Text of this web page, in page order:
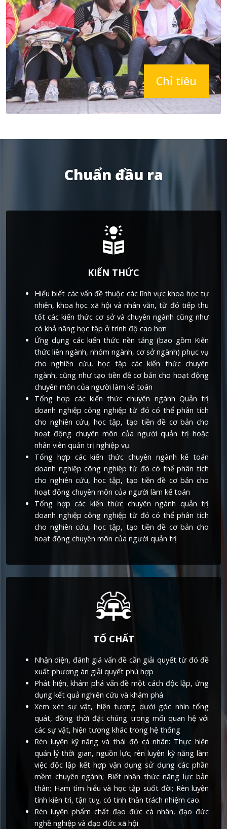
Chỉ tiêu
Chuẩn đầu ra
KIẾN THỨC
Hiểu biết các vấn đề thuộc các lĩnh vực khoa học tự
nhiên, khoa học xã hội và nhân văn, từ đó tiếp thu
tốt các kiến thức cơ sở và chuyên ngành cũng như
có khả năng học tập ở trình độ cao hơn
Ứng dụng các kiến thức nền tảng (bao gồm Kiến
thức liên ngành, nhóm ngành, cơ sở ngành) phục vụ
cho nghiên cứu, học tập các kiến thức chuyên
ngành, cũng như tạo tiền đề cơ bản cho hoạt động
chuyên môn của người làm kế toán
Tổng hợp các kiến thức chuyên ngành Quản trị
doanh nghiệp công nghiệp từ đó có thể phân tích
cho nghiên cứu, học tập, tạo tiền đề cơ bản cho
hoạt động chuyên môn của người quản trị hoặc
nhân viên quản trị nghiệp vụ.
Tổng hợp các kiến thức chuyên ngành kế toán
doanh nghiệp công nghiệp từ đó có thể phân tích
cho nghiên cứu, học tập, tạo tiền đề cơ bản cho
hoạt động chuyên môn của người làm kế toán
Tổng hợp các kiến thức chuyên ngành quản trị
doanh nghiệp công nghiệp từ đó có thể phân tích
cho nghiên cứu, học tập, tạo tiền đề cơ bản cho
hoạt động chuyên môn của người quản trị
TỐ CHẤT
Nhận diện, đánh giá vấn đề cần giải quyết từ đó đề
xuất phương án giải quyết phù hợp
Phát hiện, khám phá vấn đề một cách độc lập, ứng
dụng kết quả nghiên cứu và khám phá
Xem xét sự vật, hiện tượng dưới góc nhìn tổng
quát, đồng thời đặt chúng trong mối quan hệ với
các sự vật, hiện tượng khác trong hệ thống
Rèn luyện kỹ năng và thái độ cá nhân: Thực hiện
quản lý thời gian, nguồn lực; rèn luyện kỹ năng làm
việc độc lập kết hợp vận dụng sử dụng các phần
mềm chuyên ngành; Biết nhận thức năng lực bản
thân; Ham tìm hiểu và học tập suốt đời; Rèn luyện
tính kiên trì, tận tuỵ, có tinh thần trách nhiệm cao.
Rèn luyện phẩm chất đạo đức cá nhân, đạo đức
nghề nghiệp và đạo đức xã hội